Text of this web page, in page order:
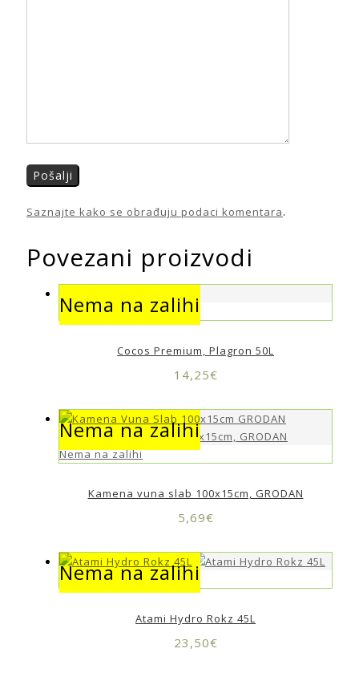
Saznajte kako se obrađuju podaci komentara.
Povezani proizvodi
Nema na zalihi
Nema na zalihi
Cocos Premium, Plagron 50L
14,25€
Nema na zalihi
Nema na zalihi
Kamena vuna slab 100x15cm, GRODAN
5,69€
Nema na zalihi
Nema na zalihi
Atami Hydro Rokz 45L
23,50€